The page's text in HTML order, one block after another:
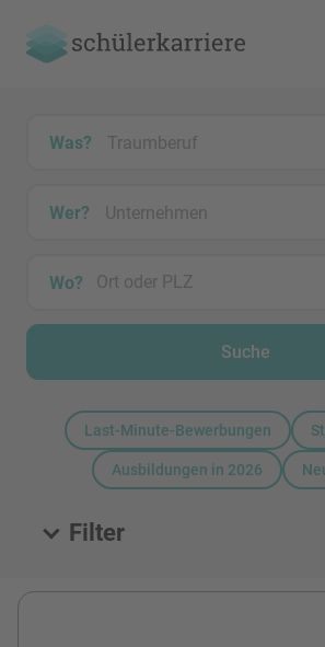
Was?
Wer?
Wo?
Suche
Last-Minute-Bewerbungen
Ausbildungen in 2026
Filter